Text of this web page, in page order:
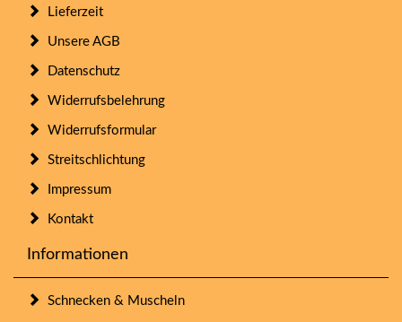
Lieferzeit
Unsere AGB
Datenschutz
Widerrufsbelehrung
Widerrufsformular
Streitschlichtung
Impressum
Kontakt
Informationen
Schnecken & Muscheln